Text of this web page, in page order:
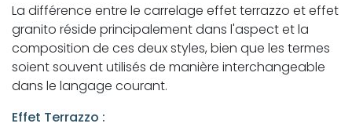
La différence entre le carrelage effet terrazzo et effet
granito réside principalement dans l'aspect et la
composition de ces deux styles, bien que les termes
soient souvent utilisés de manière interchangeable
dans le langage courant.
Effet Terrazzo :